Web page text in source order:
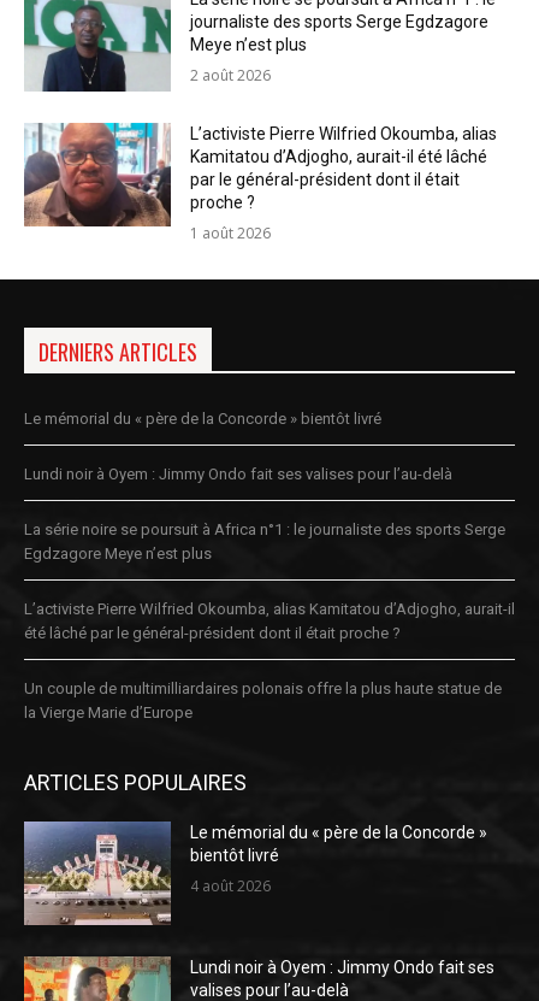
journaliste des sports Serge Egdzagore
Meye n’est plus
2 août 2026
L’activiste Pierre Wilfried Okoumba, alias
Kamitatou d’Adjogho, aurait-il été lâché
par le général-président dont il était
proche ?
1 août 2026
DERNIERS ARTICLES
Le mémorial du « père de la Concorde » bientôt livré
Lundi noir à Oyem : Jimmy Ondo fait ses valises pour l’au-delà
La série noire se poursuit à Africa n°1 : le journaliste des sports Serge
Egdzagore Meye n’est plus
L’activiste Pierre Wilfried Okoumba, alias Kamitatou d’Adjogho, aurait-il
été lâché par le général-président dont il était proche ?
Un couple de multimilliardaires polonais offre la plus haute statue de
la Vierge Marie d’Europe
ARTICLES POPULAIRES
Le mémorial du « père de la Concorde »
bientôt livré
4 août 2026
Lundi noir à Oyem : Jimmy Ondo fait ses
valises pour l’au-delà